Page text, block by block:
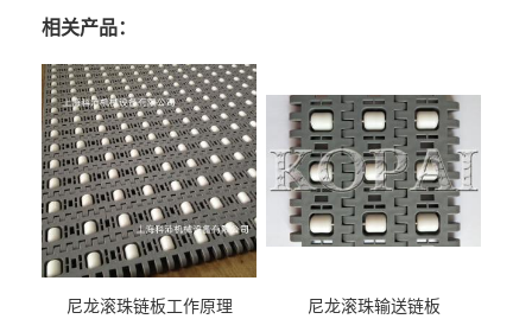
相关产品：
尼龙滚珠链板工作原理 尼龙滚珠输送链板